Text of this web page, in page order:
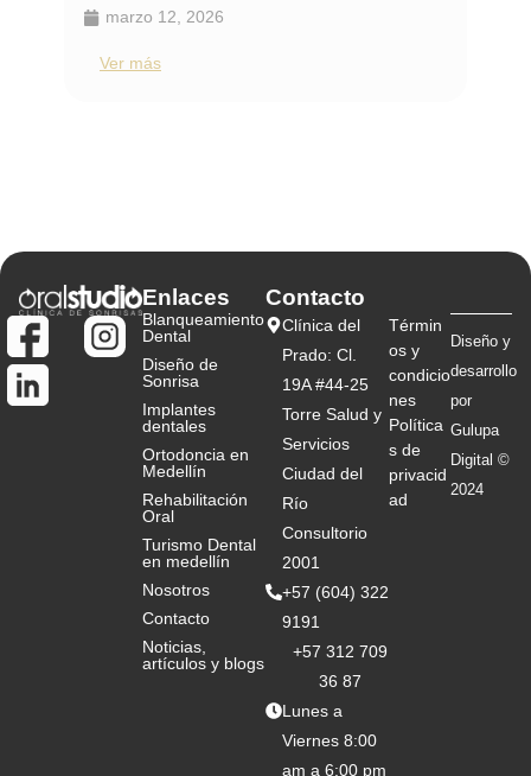
marzo 12, 2026
Ver más
Enlaces
Blanqueamiento
Dental
Diseño de
Sonrisa
Implantes
dentales
Ortodoncia en
Medellín
Rehabilitación
Oral
Turismo Dental
en medellín
Nosotros
Contacto
Noticias,
artículos y blogs
Contacto
+57 (604) 322
9191
+57 312 709
36 87
Lunes a
Viernes 8:00
am a 6:00 pm
Clínica del
Prado: Cl.
19A #44-25
Torre Salud y
Servicios
Ciudad del
Río
Consultorio
2001
Diseño y
desarrollo
por
Gulupa
Digital ©
2024
Términ
os y
condicio
nes
Política
s de
privacid
ad